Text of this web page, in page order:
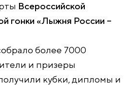
Всероссийской
гонки «Лыжня России –
более 7000
и призеры
кубки, дипломы и